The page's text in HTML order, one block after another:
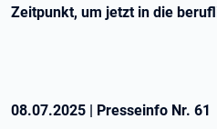
Zeitpunkt, um jetzt in die
08.07.2025 | Presseinfo Nr. 61